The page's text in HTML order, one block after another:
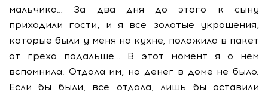
мальчика… За два дня до этого к сыну
приходили гости, и я все золотые украшения,
которые были у меня на кухне, положила в пакет
от греха подальше… В этот момент я о нем
вспомнила. Отдала им, но денег в доме не было.
Если бы были, все отдала, лишь бы оставили